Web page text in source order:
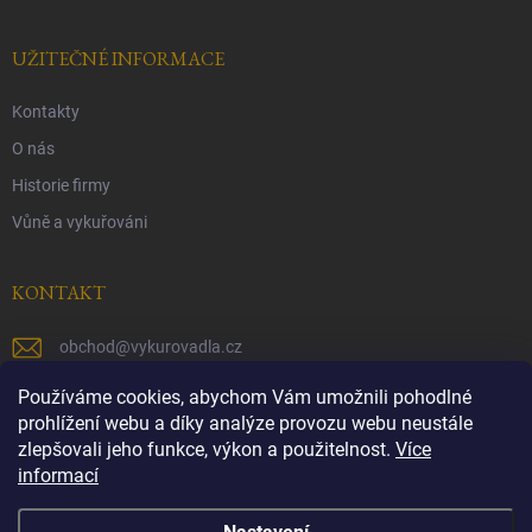
Používáme cookies, abychom Vám umožnili pohodlné
prohlížení webu a díky analýze provozu webu neustále
zlepšovali jeho funkce, výkon a použitelnost. Více
informací
UŽITEČNÉ INFORMACE
Kontakty
O nás
Historie firmy
Vůně a vykuřováni
KONTAKT
obchod@vykurovadla.cz
+420 603 149 699
https://www.facebook.com/vykurovadla.cz/
https://www.instagram.com/vykurovadla.cz/